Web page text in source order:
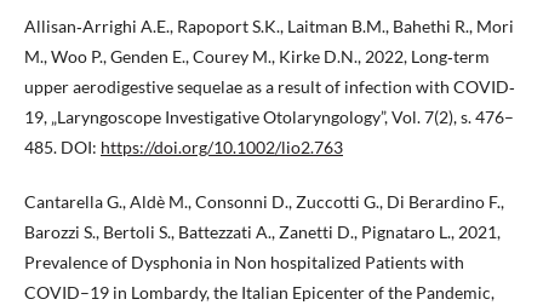
Allisan‑Arrighi A.E., Rapoport S.K., Laitman B.M., Bahethi R., Mori
M., Woo P., Genden E., Courey M., Kirke D.N., 2022, Long‐term
upper aerodigestive sequelae as a result of infection with COVID‐
19, „Laryngoscope Investigative Otolaryngology”, Vol. 7(2), s. 476–
485. DOI: https://doi.org/10.1002/lio2.763
Cantarella G., Aldè M., Consonni D., Zuccotti G., Di Berardino F.,
Barozzi S., Bertoli S., Battezzati A., Zanetti D., Pignataro L., 2021,
Prevalence of Dysphonia in Non hospitalized Patients with
COVID–19 in Lombardy, the Italian Epicenter of the Pandemic,